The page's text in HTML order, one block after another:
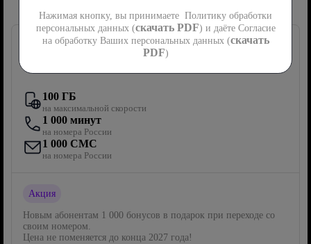
Первый мобильный
100 ГБ
на максимальной скорости
1 000 минут
на номера России
1 000 СМС
на номера России
Акция
Новым абонентам 1 000 бонусов в подарок при переходе со
своим номером.
Цена не поменяется до конца 2027 года!
Нажимая кнопку, вы принимаете Политику обработки
персональных данных (скачать PDF) и даёте Согласие
на обработку Ваших персональных данных (скачать
PDF)